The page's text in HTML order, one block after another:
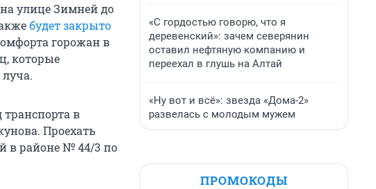
улице Зимней до
будет закрыто
горожан в
которые
луча.
транспорта в
Проехать
в районе № 44/3 по
«С гордостью говорю, что я
деревенский»: зачем северянин
оставил нефтяную компанию и
переехал в глушь на Алтай
«Ну вот и всё»: звезда «Дома-2»
развелась с молодым мужем
ПРОМОКОДЫ